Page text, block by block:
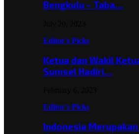
Bengkulu – Taba…
Editor's Picks
Ketua dan Wakil
Sumsel Hadiri…
Editor's Picks
Indonesia